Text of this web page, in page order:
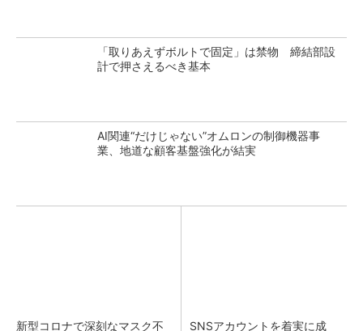
「取りあえずボルトで固定」は禁物 締結部設
計で押さえるべき基本
AI関連“だけじゃない”オムロンの制御機器事
業、地道な顧客基盤強化が結実
新型コロナで深刻なマスク不
SNSアカウントを着実に成